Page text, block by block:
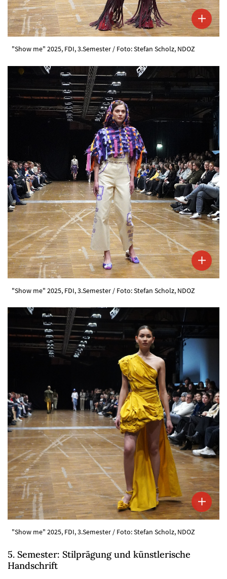
"Show me" 2025, FDI, 3.Semester / Foto: Stefan Scholz, NDOZ
"Show me" 2025, FDI, 3.Semester / Foto: Stefan Scholz, NDOZ
"Show me" 2025, FDI, 3.Semester / Foto: Stefan Scholz, NDOZ
5. Semester: Stilprägung und künstlerische
Handschrift